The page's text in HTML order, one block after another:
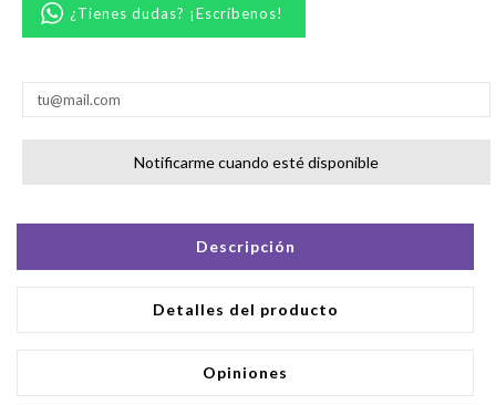
¿Tienes dudas? ¡Escríbenos!
Notificarme cuando esté disponible
Descripción
Detalles del producto
Opiniones